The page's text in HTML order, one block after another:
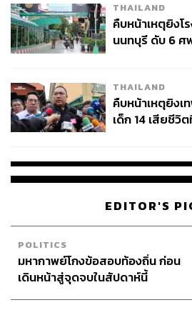
THAILAND
คืบหน้าเหตุยิงโ
นนทบุรี ดับ 6 ศ
THAILAND
คืบหน้าเหตุยิง
เด็ก 14 เสียชีวิ
EDITOR'S
POLITICS
มหากาพย์โกงข้อสอบท้องถิ่น ก่อน
เดินหน้าสู่จุดจบในสัปดาห์นี้